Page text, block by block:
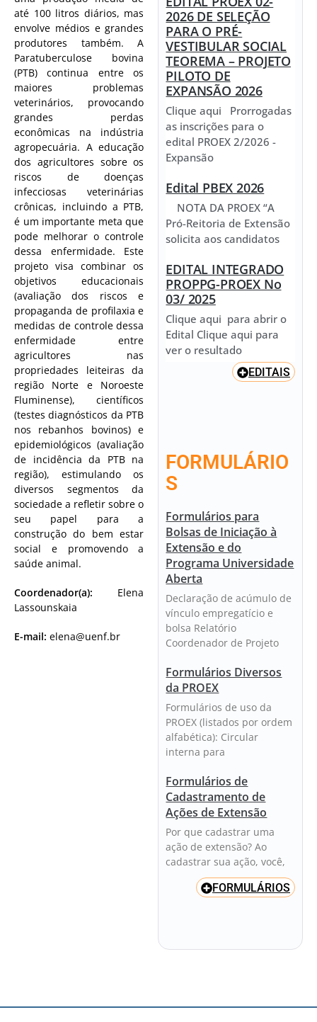
até 100 litros diários, mas
envolve médios e grandes
produtores também. A
Paratuberculose bovina
(PTB) continua entre os
maiores problemas
veterinários, provocando
grandes perdas
econômicas na indústria
agropecuária. A educação
dos agricultores sobre os
riscos de doenças
infecciosas veterinárias
crônicas, incluindo a PTB,
é um importante meta que
pode melhorar o controle
dessa enfermidade. Este
projeto visa combinar os
objetivos educacionais
(avaliação dos riscos e
propaganda de profilaxia e
medidas de controle dessa
enfermidade entre
agricultores nas
propriedades leiteiras da
região Norte e Noroeste
Fluminense), científicos
(testes diagnósticos da PTB
nos rebanhos bovinos) e
epidemiológicos (avaliação
de incidência da PTB na
região), estimulando os
diversos segmentos da
sociedade a refletir sobre o
seu papel para a
construção do bem estar
social e promovendo a
saúde animal.
Coordenador(a):
Elena
Lassounskaia
E-mail: elena@uenf.br
2026 DE SELEÇÃO
PARA O PRÉ-
VESTIBULAR SOCIAL
TEOREMA – PROJETO
PILOTO DE
EXPANSÃO 2026
Clique aqui Prorrogadas
as inscrições para o
edital PROEX 2/2026 -
Expansão
Edital PBEX 2026
NOTA DA PROEX “A
Pró-Reitoria de Extensão
solicita aos candidatos
EDITAL INTEGRADO
PROPPG-PROEX No
03/ 2025
Clique aqui para abrir o
Edital Clique aqui para
ver o resultado
EDITAIS
FORMULÁRIO
S
Formulários para
Bolsas de Iniciação à
Extensão e do
Programa Universidade
Aberta
Declaração de acúmulo de
vínculo empregatício e
bolsa Relatório
Coordenador de Projeto
Formulários Diversos
da PROEX
Formulários de uso da
PROEX (listados por ordem
alfabética): Circular
interna para
Formulários de
Cadastramento de
Ações de Extensão
Por que cadastrar uma
ação de extensão? Ao
cadastrar sua ação, você,
FORMULÁRIOS